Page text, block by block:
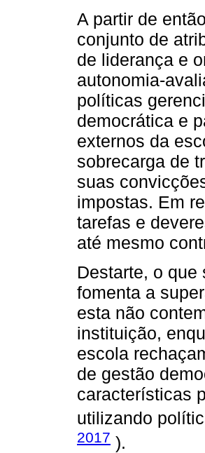
A partir de
conjunto de
de liderança e
autonomia-
políticas
democrática e
externos da
sobrecarga de
suas
impostas. Em
tarefas e
até mesmo
Destarte, o
fomenta a
esta não
instituição,
escola
de gestão
características
utilizando
2017 ).